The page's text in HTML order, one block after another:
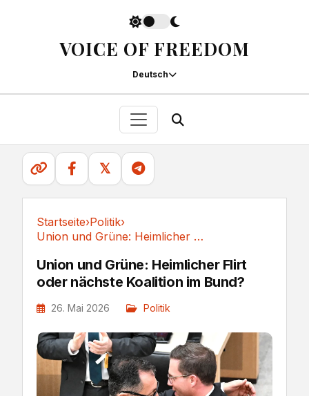
VOICE OF FREEDOM
Deutsch
𝕏
Startseite›Politik›
Union und Grüne: Heimlicher Flirt oder nächste...
Union und Grüne: Heimlicher Flirt
oder nächste Koalition im Bund?
26. Mai 2026 Politik